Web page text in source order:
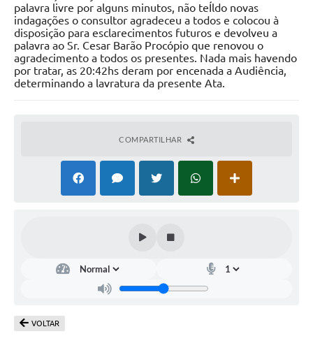
palavra livre por alguns minutos, não teÍldo novas
indagações o consultor agradeceu a todos e colocou à
disposição para esclarecimentos futuros e devolveu a
palavra ao Sr. Cesar Barão Procópio que renovou o
agradecimento a todos os presentes. Nada mais havendo
por tratar, as 20:42hs deram por encenada a Audiência,
determinando a lavratura da presente Ata.
COMPARTILHAR
VOLTAR